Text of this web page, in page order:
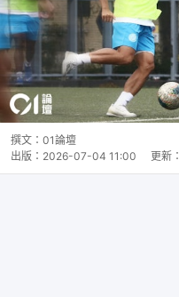
撰文： 01論壇
出版： 2026-07-04 11:00 更新：